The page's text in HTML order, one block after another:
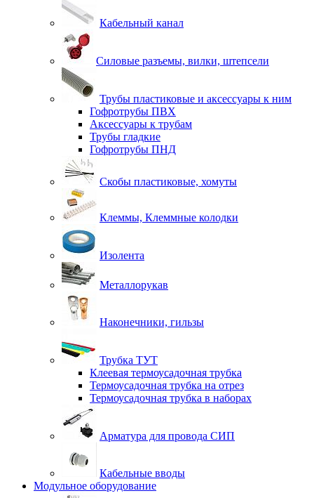
Кабельный канал
Силовые разъемы, вилки, штепсели
Трубы пластиковые и аксессуары к ним
Гофротрубы ПВХ
Аксессуары к трубам
Трубы гладкие
Гофротрубы ПНД
Скобы пластиковые, хомуты
Клеммы, Клеммные колодки
Изолента
Металлорукав
Наконечники, гильзы
Трубка ТУТ
Клеевая термоусадочная трубка
Термоусадочная трубка на отрез
Термоусадочная трубка в наборах
Арматура для провода СИП
Кабельные вводы
Модульное оборудование